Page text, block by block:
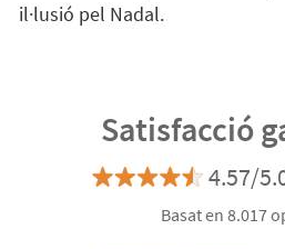
il·lusió pel Nadal.
Satisfacció
4.57/
Basat en 8.017